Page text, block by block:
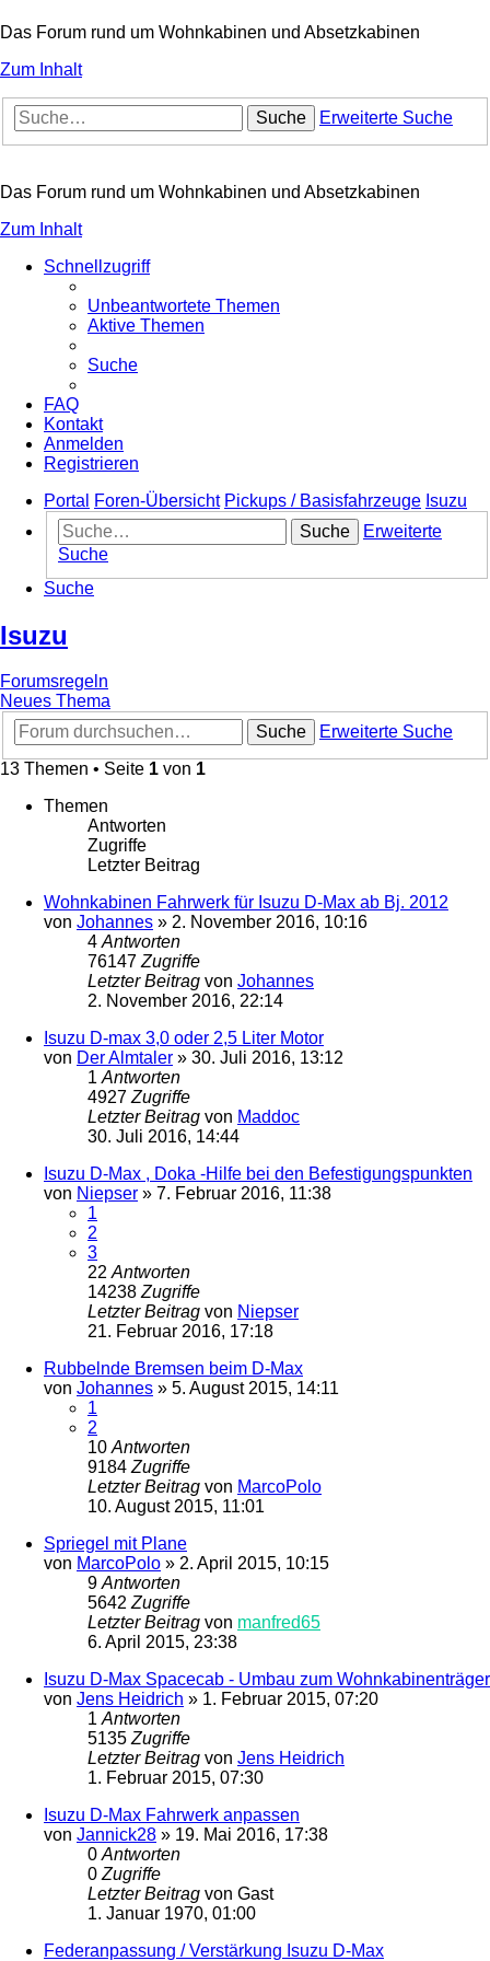
Das Forum rund um Wohnkabinen und Absetzkabinen
Zum Inhalt
Suche Erweiterte Suche
Das Forum rund um Wohnkabinen und Absetzkabinen
Zum Inhalt
Schnellzugriff
Unbeantwortete Themen
Aktive Themen
Suche
FAQ
Kontakt
Anmelden
Registrieren
Portal
Foren-Übersicht Pickups / Basisfahrzeuge Isuzu
Suche
Erweiterte
Suche
Suche
Isuzu
Forumsregeln
Neues Thema
Suche
Erweiterte Suche
13 Themen • Seite 1 von 1
Themen
Antworten
Zugriffe
Letzter Beitrag
Wohnkabinen Fahrwerk für Isuzu D-Max ab Bj. 2012
von Johannes » 2. November 2016, 10:16
4 Antworten
76147 Zugriffe
Letzter Beitrag von Johannes
2. November 2016, 22:14
Isuzu D-max 3,0 oder 2,5 Liter Motor
von Der Almtaler » 30. Juli 2016, 13:12
1 Antworten
4927 Zugriffe
Letzter Beitrag von Maddoc
30. Juli 2016, 14:44
Isuzu D-Max , Doka -Hilfe bei den Befestigungspunkten
von Niepser » 7. Februar 2016, 11:38
1
2
3
22 Antworten
14238 Zugriffe
Letzter Beitrag von Niepser
21. Februar 2016, 17:18
Rubbelnde Bremsen beim D-Max
von Johannes » 5. August 2015, 14:11
1
2
10 Antworten
9184 Zugriffe
Letzter Beitrag von MarcoPolo
10. August 2015, 11:01
Spriegel mit Plane
von MarcoPolo » 2. April 2015, 10:15
9 Antworten
5642 Zugriffe
Letzter Beitrag von manfred65
6. April 2015, 23:38
Isuzu D-Max Spacecab - Umbau zum Wohnkabinenträger
von Jens Heidrich » 1. Februar 2015, 07:20
1 Antworten
5135 Zugriffe
Letzter Beitrag von Jens Heidrich
1. Februar 2015, 07:30
Isuzu D-Max Fahrwerk anpassen
von Jannick28 » 19. Mai 2016, 17:38
0 Antworten
0 Zugriffe
Letzter Beitrag von Gast
1. Januar 1970, 01:00
Federanpassung / Verstärkung Isuzu D-Max